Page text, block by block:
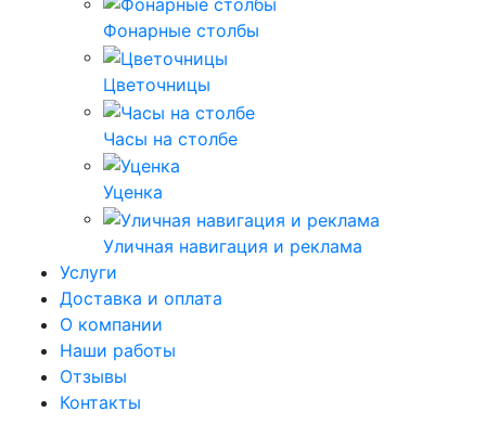
Фонарные столбы
Цветочницы
Часы на столбе
Уценка
Уличная навигация и реклама
Услуги
Доставка и оплата
О компании
Наши работы
Отзывы
Контакты